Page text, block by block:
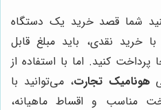
شما قصد خرید یک دستگاه
خرید نقدی، باید مبلغ قابل
کنید. اما با استفاده از
هونامیک تجارت، می‌توانید با
مناسب و اقساط ماهیانه،